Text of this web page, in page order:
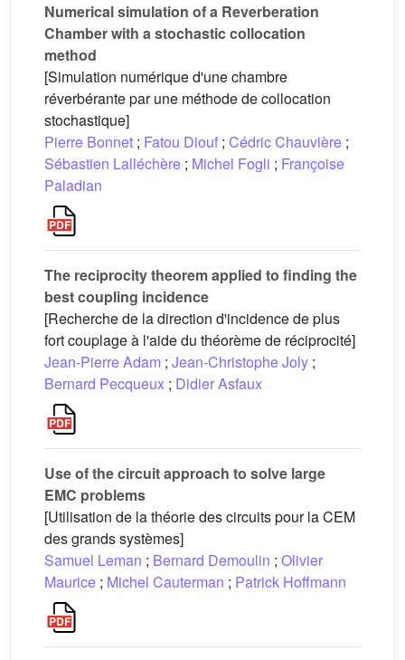
Numerical simulation of a Reverberation
Chamber with a stochastic collocation
method
[Simulation numérique d'une chambre
réverbérante par une méthode de collocation
stochastique]
Pierre Bonnet ; Fatou Diouf ; Cédric Chauvière ;
Sébastien Lalléchère ; Michel Fogli ; Françoise
Paladian
The reciprocity theorem applied to finding the
best coupling incidence
[Recherche de la direction d'incidence de plus
fort couplage à l'aide du théorème de réciprocité]
Jean-Pierre Adam ; Jean-Christophe Joly ;
Bernard Pecqueux ; Didier Asfaux
Use of the circuit approach to solve large
EMC problems
[Utilisation de la théorie des circuits pour la CEM
des grands systèmes]
Samuel Leman ; Bernard Demoulin ; Olivier
Maurice ; Michel Cauterman ; Patrick Hoffmann